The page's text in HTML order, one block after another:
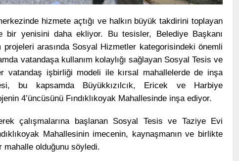
hizmete açtığı ve halkın büyük takdirini toplayan
bir yenisini daha ekliyor. Bu tesisler, Belediye Başkanı
projeleri arasında Sosyal Hizmetler kategorisindeki önemli
vatandaşa kullanım kolaylığı sağlayan Sosyal Tesis ve
vatandaş işbirliği modeli ile kırsal mahallelerde de inşa
bu kapsamda Büyükkızılcık, Ericek ve Harbiye
4’üncüsünü Fındıklıkoyak Mahallesinde inşa ediyor.
çalışmalarına başlanan Sosyal Tesis ve Taziye Evi
Mahallesinin imecenin, kaynaşmanın ve birlikte
mahalle olduğunu söyledi.